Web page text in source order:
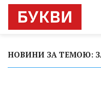
НОВИНИ ЗА ТЕМОЮ: